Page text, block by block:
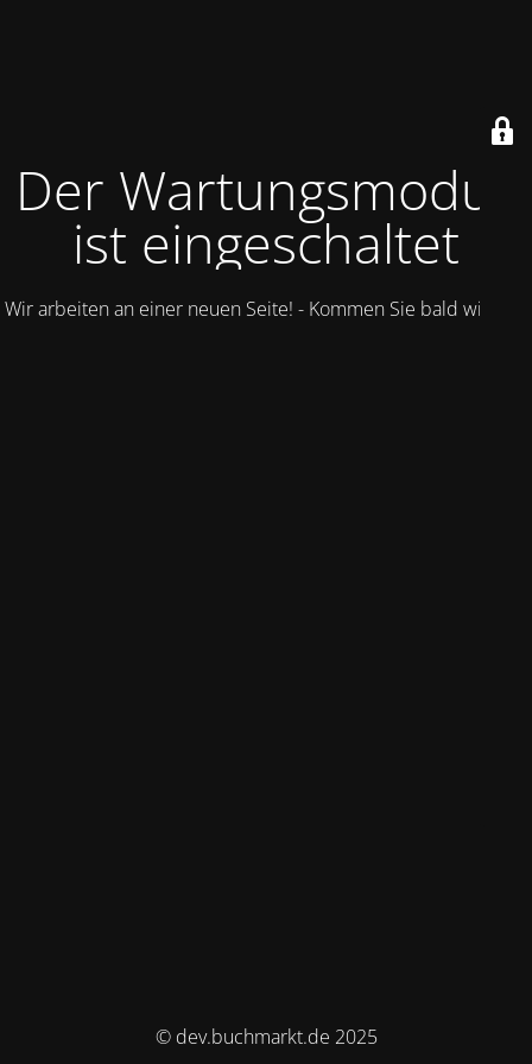
Der Wartungsmodus
ist eingeschaltet
Wir arbeiten an einer neuen Seite! - Kommen Sie bald wieder.
© dev.buchmarkt.de 2025